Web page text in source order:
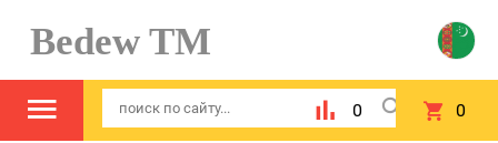
Bedew TM
0 0